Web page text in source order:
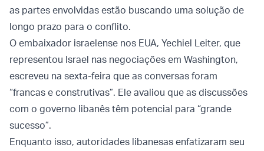
as partes envolvidas estão buscando uma solução de
longo prazo para o conflito.
O embaixador israelense nos EUA, Yechiel Leiter, que
representou Israel nas negociações em Washington,
escreveu na sexta-feira que as conversas foram
“francas e construtivas”. Ele avaliou que as discussões
com o governo libanês têm potencial para “grande
sucesso”.
Enquanto isso, autoridades libanesas enfatizaram seu